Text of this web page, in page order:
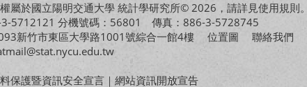
屬於國立陽明交通大學 統計學研究所© 2026，請詳見使用規則。
3-5712121 分機號碼：56801 傳真：886-3-5728745
新竹市東區大學路1001號綜合一館4樓 位置圖
聯絡我們
保護暨資訊安全宣言 ｜ 網站資訊開放宣告